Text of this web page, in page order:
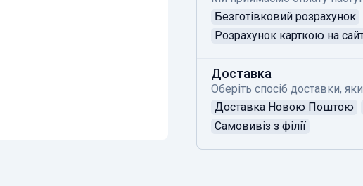
Безготівковий розрахунок
Розрахунок карткою на
Доставка
Оберіть спосіб доставки,
Доставка Новою Поштою
Самовивіз з філії